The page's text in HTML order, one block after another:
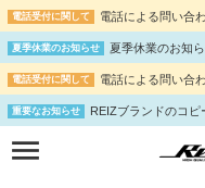
電話受付に関して 電話による問い合
夏季休業のお知らせ 夏季休業のお知
電話受付に関して 電話による問い合
重要なお知らせ REIZブランドのコ